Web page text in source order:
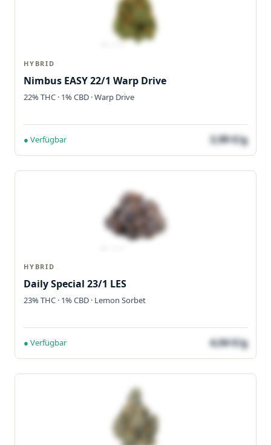
HYBRID
Nimbus EASY 22/1 Warp Drive
22% THC · 1% CBD · Warp Drive
● Verfügbar 3,99 €/g
HYBRID
Daily Special 23/1 LES
23% THC · 1% CBD · Lemon Sorbet
● Verfügbar 4,04 €/g